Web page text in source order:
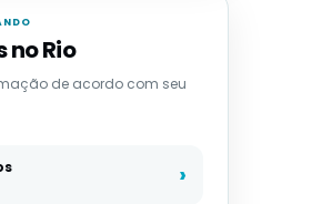
no Rio
de acordo com seu